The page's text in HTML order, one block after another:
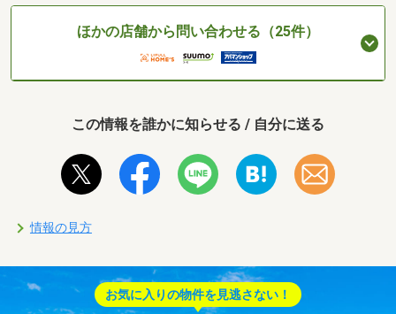
ほかの店舗から問い合わせる（25件）
この情報を誰かに知らせる / 自分に送る
情報の見方
お気に入りの物件を見逃さない！